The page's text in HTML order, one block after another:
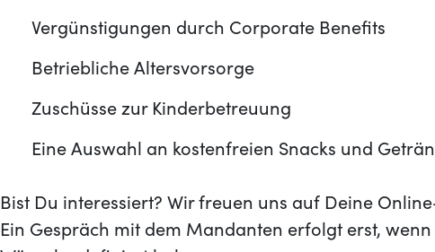
Vergünstigungen durch Corporate Benefits
Betriebliche Altersvorsorge
Zuschüsse zur Kinderbetreuung
Eine Auswahl an kostenfreien Snacks und
Bist Du interessiert? Wir freuen uns auf Deine
Ein Gespräch mit dem Mandanten erfolgt erst,